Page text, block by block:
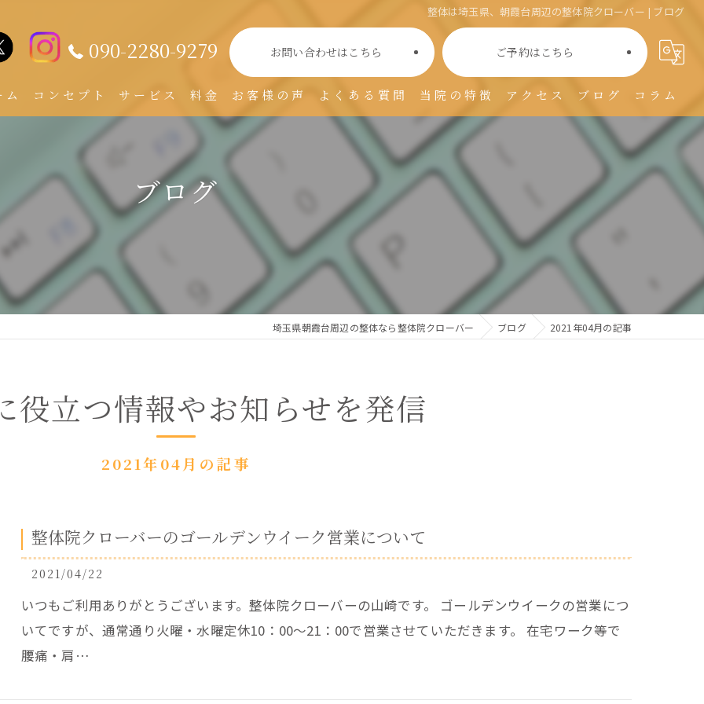
整体は埼玉県、朝霞台周辺の整体院クローバー | ブログ
090-2280-9279 お問い合わせはこちら ご予約はこちら
ム コンセプト サービス 料金 お客様の声 よくある質問 当院の特徴
肩こり
腰痛
リラクゼーション
アクセス ブログ コラム
ブログ
埼玉県朝霞台周辺の整体なら整体院クローバー ブログ 2021年04月の記事
役立つ情報やお知らせを発信
2021年04月の記事
整体院クローバーのゴールデンウイーク営業について
2021/04/22
いつもご利用ありがとうございます。整体院クローバーの山崎です。 ゴールデンウイークの営業につ
いてですが、通常通り火曜・水曜定休10：00～21：00で営業させていただきます。 在宅ワーク等で
腰痛・肩…